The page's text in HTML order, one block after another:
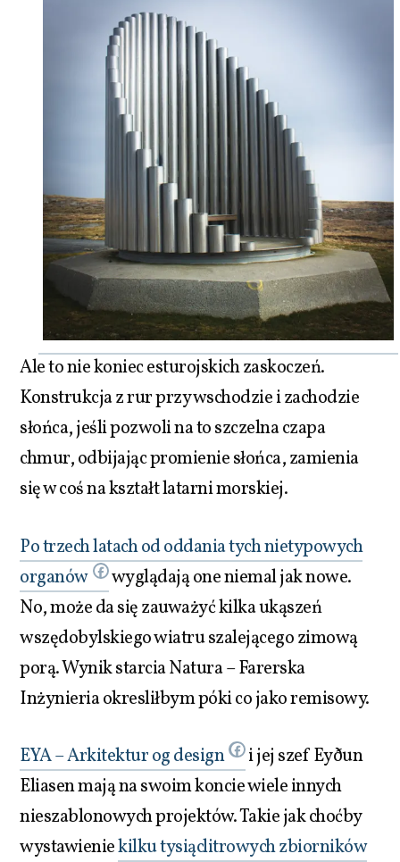
Ale to nie koniec esturojskich zaskoczeń.
Konstrukcja z rur przy wschodzie i zachodzie
słońca, jeśli pozwoli na to szczelna czapa
chmur, odbijając promienie słońca, zamienia
się w coś na kształt latarni morskiej.
Po trzech latach od oddania tych nietypowych
organów
wyglądają one niemal jak nowe.
No, może da się zauważyć kilka ukąszeń
wszędobylskiego wiatru szalejącego zimową
porą. Wynik starcia Natura – Farerska
Inżynieria okresliłbym póki co jako remisowy.
EYA – Arkitektur og design
i jej szef Eyðun
Eliasen mają na swoim koncie wiele innych
nieszablonowych projektów. Takie jak choćby
wystawieniekilku tysiąclitrowych zbiorników